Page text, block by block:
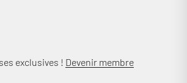
exclusives ! Devenir membre